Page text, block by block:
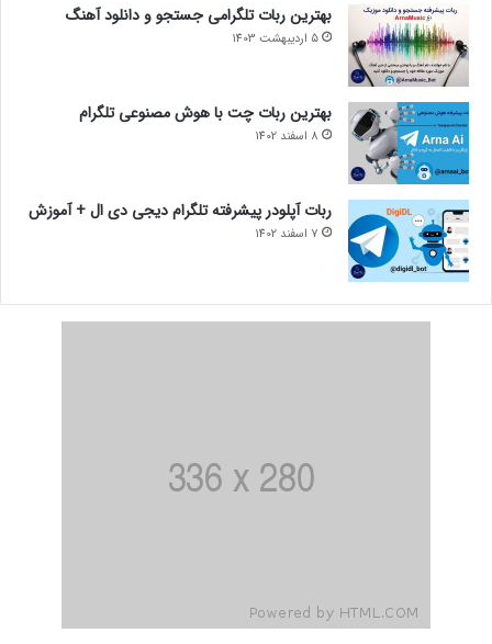
بهترین ربات تلگرامی جستجو و دانلود آهنگ
5 اردیبهشت 1403
بهترین ربات چت با هوش مصنوعی تلگرام
8 اسفند 1402
ربات آپلودر پیشرفته تلگرام دیجی دی ال + آموزش
7 اسفند 1402